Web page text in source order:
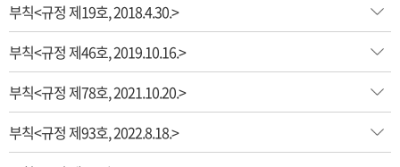
부칙<규정 제19호, 2018.4.30.>
부칙<규정 제46호, 2019.10.16.>
부칙<규정 제78호, 2021.10.20.>
부칙<규정 제93호, 2022.8.18.>